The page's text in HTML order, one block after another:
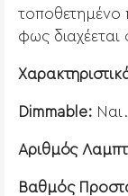
φως
Dimmable: Ναι.
Αριθμός
Βαθμός